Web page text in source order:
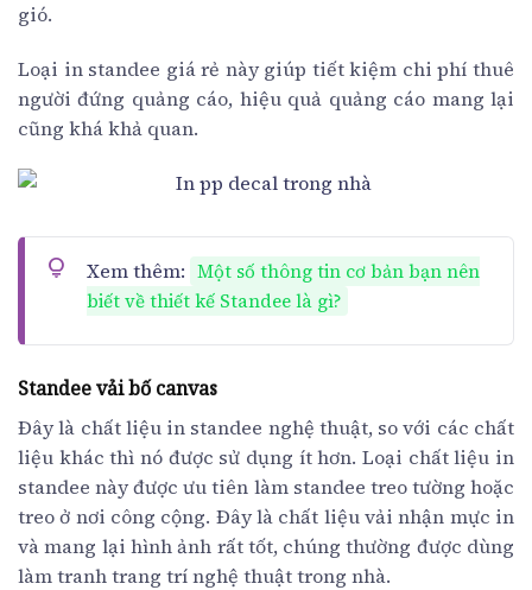
gió.
Loại in standee giá rẻ này giúp tiết kiệm chi phí thuê
người đứng quảng cáo, hiệu quả quảng cáo mang lại
cũng khá khả quan.
Xem thêm: Một số thông tin cơ bản bạn nên
biết về thiết kế Standee là gì?
Standee vải bố canvas
Đây là chất liệu in standee nghệ thuật, so với các chất
liệu khác thì nó được sử dụng ít hơn. Loại chất liệu in
standee này được ưu tiên làm standee treo tường hoặc
treo ở nơi công cộng. Đây là chất liệu vải nhận mực in
và mang lại hình ảnh rất tốt, chúng thường được dùng
làm tranh trang trí nghệ thuật trong nhà.